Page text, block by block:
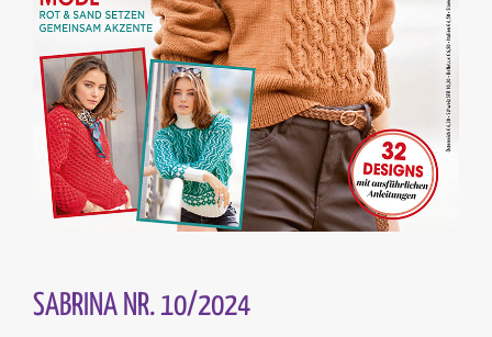
SABRINA NR. 10/2024